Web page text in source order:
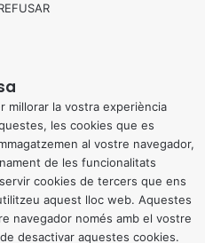
millorar la vostra experiència
les cookies que es
al vostre navegador,
de les funcionalitats
cookies de tercers que ens
aquest lloc web. Aquestes
navegador només amb el vostre
desactivar aquestes cookies.